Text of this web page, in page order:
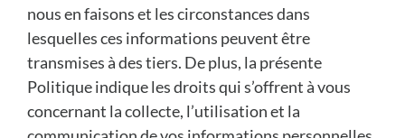
nous en faisons et les circonstances dans
lesquelles ces informations peuvent être
transmises à des tiers. De plus, la présente
Politique indique les droits qui s’offrent à vous
concernant la collecte, l’utilisation et la